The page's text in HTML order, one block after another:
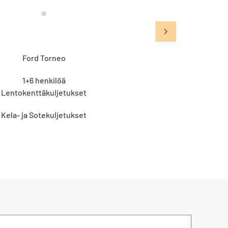
Ford Torneo
1+6 henkilöä
Lentokenttäkuljetukset
Kela- ja Sotekuljetukset